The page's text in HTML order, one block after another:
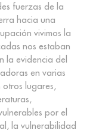
fuerzas de la
hacia una
vivimos la
nos estaban
la evidencia del
en varias
lugares,
por el
la vulnerabilidad